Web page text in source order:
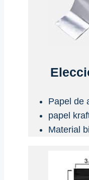
Papel de
papel
Material